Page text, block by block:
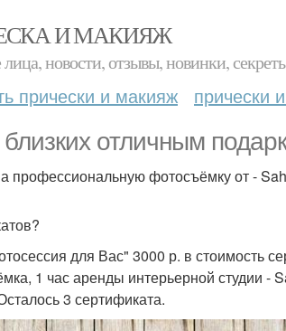
И МАКИЯЖ
новости, отзывы, новинки,
прически и макияж прически
отличным
профессиональную фотосъёмку от -
для Вас" 3000 р. в стоимость
1 час аренды интерьерной студии -
3 сертификата.